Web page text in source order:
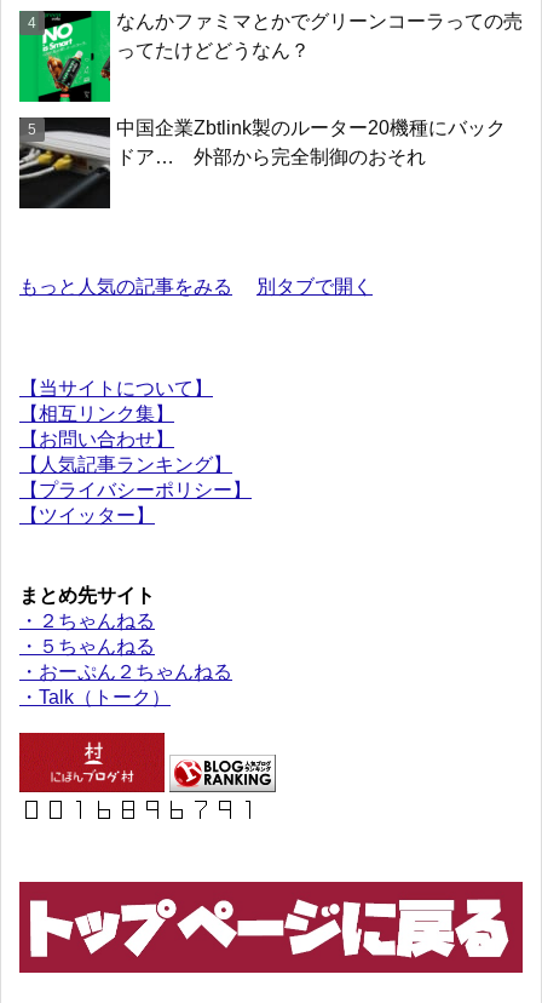
なんかファミマとかでグリーンコーラっての売
ってたけどどうなん？
中国企業Zbtlink製のルーター20機種にバック
ドア… 外部から完全制御のおそれ
もっと人気の記事をみる 別タブで開く
【当サイトについて】
【相互リンク集】
【お問い合わせ】
【人気記事ランキング】
【プライバシーポリシー】
【ツイッター】
まとめ先サイト
・２ちゃんねる
・５ちゃんねる
・おーぷん２ちゃんねる
・Talk（トーク）